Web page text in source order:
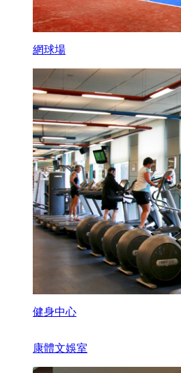
網球場
健身中心
康體文娛室